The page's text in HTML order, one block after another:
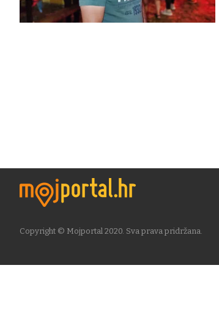
Copyright © Mojportal 2020. Sva prava pridržana.